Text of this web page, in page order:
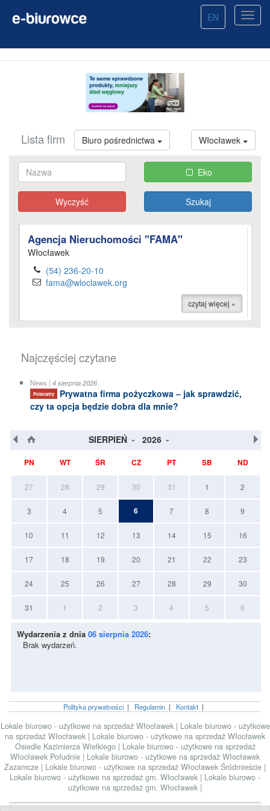
EN
Lista firm Biuro pośrednictwa Włocławek
Eko
Wyczyść
Agencja Nieruchomości "FAMA"
Włocławek
(54) 236-20-10
fama@wloclawek.org
czytaj więcej »
Najczęściej czytane
News | 4 sierpnia 2026
Polecamy
Prywatna firma pożyczkowa – jak sprawdzić,
czy ta opcja będzie dobra dla mnie?
SIERPIEŃ 2026
PN WT ŚR CZ PT SB ND
27 28 29 30 31 1 2
3 4 5 6 7 8 9
10 11 12 13 14 15 16
17 18 19 20 21 22 23
24 25 26 27 28 29 30
31 1 2 3 4 5 6
Wydarzenia z dnia 06 sierpnia 2026:
Brak wydarzeń.
Polityka prywatności| Regulamin| Kontakt|
Lokale biurowo - użytkowe na sprzedaż Włocławek| Lokale biurowo - użytkowe
na sprzedaż Włocławek | Lokale biurowo - użytkowe na sprzedaż Włocławek
Osiedle Kazimierza Wielkiego| Lokale biurowo - użytkowe na sprzedaż
Włocławek Południe | Lokale biurowo - użytkowe na sprzedaż Włocławek
Zazamcze | Lokale biurowo - użytkowe na sprzedaż Włocławek Śródmieście |
Lokale biurowo - użytkowe na sprzedaż gm. Włocławek | Lokale biurowo -
użytkowe na sprzedaż gm. Włocławek |